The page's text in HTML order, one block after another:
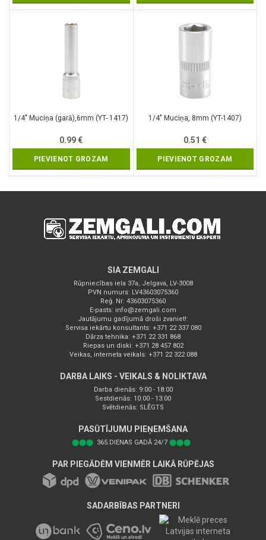
1/4″ Muciņa (garā),6mm (YT- 1417)
0.99€
PIEVIENOT GROZAM
1/4″ Muciņa, 8mm (YT-1407)
0.51 €
PIEVIENOT GROZAM
SIA ZEMGALI
Rūpniecības iela 37a, Jelgava, LV-3008
PVN numurs: LV43603075360
Reģ. Nr: 43603075360
E-pasts: info@zemgali.com
Jautājumu gadījumā droši zvaniet!:
Servisa iekārtu konsultants: +371 22 337 080
Dārza tehnika: +371 22 331 868
Riepas un diski: +371 28 457 802
Veikas, interneta veikals: +371 22 322 088
DARBA LAIKS - VEIKALS & NOLIKTAVA
Darba dienās: 9:00 - 18:00
Sestdienās: 10:00 - 13:00
Svētdienās: SLĒGTS
PASŪTĪJUMU PIEŅEMŠANA
⬤⬤⬤ 365.DIENAS GADĀ 24/7 ⬤⬤⬤
PAR PIEGĀDĒM VIENMĒR LAIKĀ RŪPĒJAS
SADARBĪBAS PARTNERI